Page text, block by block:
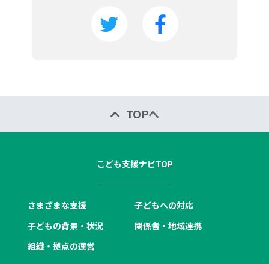
TOPへ
こども支援ナビTOP
さまざまな支援
子どもへの対応
子どもの背景・状況
関係者・地域連携
組織・拠点の運営